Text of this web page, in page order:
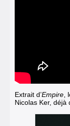
Extrait d’Empire
Nicolas Ker, déjà